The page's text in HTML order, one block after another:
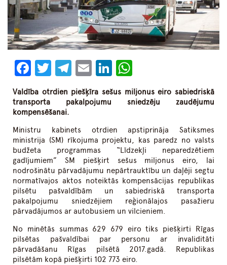
Facebook
Twitter
Telegram
EmailLinkedIn
Valdība otrdien piešķīra sešus miljonus eiro sabiedriskā
transporta pakalpojumu sniedzēju zaudējumu
kompensēšanai.
Ministru kabinets otrdien apstiprināja Satiksmes
ministrija (SM) rīkojuma projektu, kas paredz no valsts
budžeta programmas “Līdzekļi neparedzētiem
gadījumiem” SM piešķirt sešus miljonus eiro, lai
nodrošinātu pārvadājumu nepārtrauktību un daļēji segtu
normatīvajos aktos noteiktās kompensācijas republikas
pilsētu pašvaldībām un sabiedriskā transporta
pakalpojumu sniedzējiem reģionālajos pasažieru
pārvadājumos ar autobusiem un vilcieniem.
No minētās summas 629 679 eiro tiks piešķirti Rīgas
pilsētas pašvaldībai par personu ar invaliditāti
pārvadāšanu Rīgas pilsētā 2017.gadā. Republikas
pilsētām kopā piešķirti 102 773 eiro.